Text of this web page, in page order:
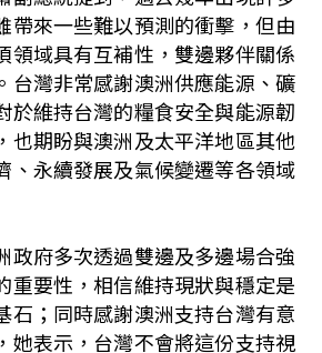
帶來一些難以預測的衝擊，但由
領域具有互補性，雙邊夥伴關係
台灣非常感謝澳洲供應能源、礦
於維持台灣的糧食安全與能源韌
也期盼與澳洲及太平洋地區其他
、永續發展及氣候變遷等各領域
政府多次透過雙邊及多邊場合強
重要性，相信維持現狀與穩定是
石；同時感謝澳洲支持台灣有意
她表示，台灣不會將這份支持視